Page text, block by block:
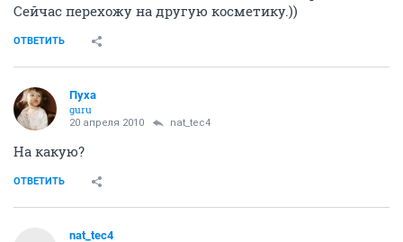
или Милой д Опиз пользуется?
ОТВЕТИТЬ
N
nat_tec4
member
20 апреля 2010 Пуха
Я последний год пользовалась Кристиной. Подбирал
Сейчас перехожу на другую косметику.))